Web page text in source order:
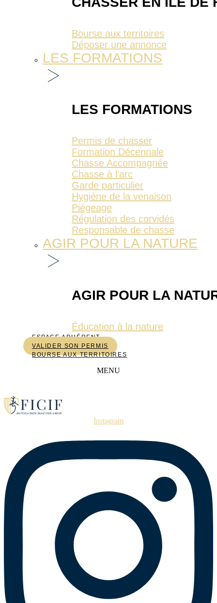
Bourse aux territoires
Déposer une annonce
LES FORMATIONS
LES FORMATIONS
Permis de chasser
Formation Décennale
Chasse Accompagnée
Chasse à l’arc
Garde particulier
Hygiène de la venaison
Piégeage
Régulation des corvidés
Responsable de chasse
AGIR POUR LA NATURE
AGIR POUR LA
Éducation à la nature
ESPACE ADHÉRENT
VALIDER SON PERMIS
BOURSE AUX TERRITOIRES
MENU
Instagram